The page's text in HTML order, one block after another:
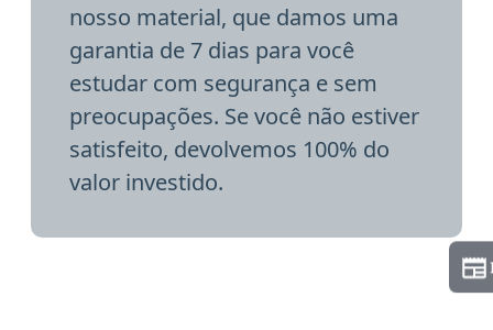
nosso material, que damos uma
garantia de 7 dias para você
estudar com segurança e sem
preocupações. Se você não estiver
satisfeito, devolvemos 100% do
valor investido.